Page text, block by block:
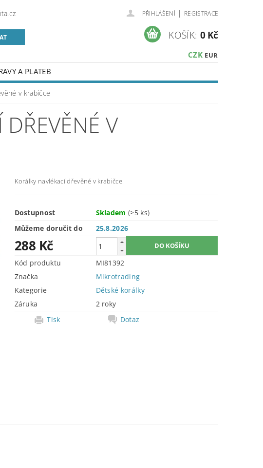
PŘIHLÁŠENÍ | REGISTRACE
CZK EUR
KOŠÍK: 0 Kč
A PLATEB
v krabičce
V
Korálky navlékací dřevěné v krabičce.
Dostupnost Skladem(>5 ks)
Můžeme doručit do
25.8.2026
288 Kč
Kód produktu
MI81392
Značka
Mikrotrading
Kategorie
Dětské korálky
Záruka
2 roky
Tisk
Dotaz